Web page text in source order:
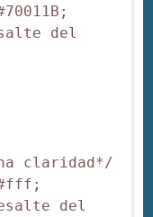
del
claridad*/
del